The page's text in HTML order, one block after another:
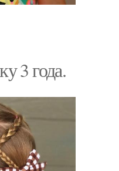
3 года.